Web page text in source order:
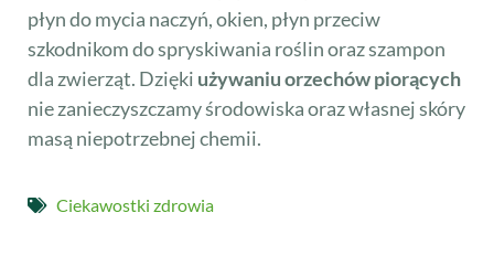
płyn do mycia naczyń, okien, płyn przeciw
szkodnikom do spryskiwania roślin oraz szampon
dla zwierząt. Dzięki używaniu orzechów piorących
nie zanieczyszczamy środowiska oraz własnej skóry
masą niepotrzebnej chemii.
Ciekawostki zdrowia